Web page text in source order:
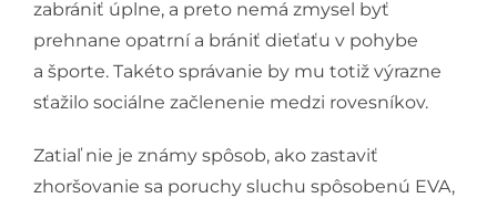
zabrániť úplne, a preto nemá zmysel byť
prehnane opatrní a brániť dieťaťu v pohybe
a športe. Takéto správanie by mu totiž výrazne
sťažilo sociálne začlenenie medzi rovesníkov.
Zatiaľ nie je známy spôsob, ako zastaviť
zhoršovanie sa poruchy sluchu spôsobenú EVA,